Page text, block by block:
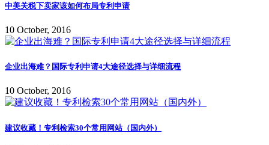
中美关税下卖家该如何布局专利申请
10 October, 2016
企业出海难？国际专利申请4大途径选择与详细流程
10 October, 2016
建议收藏！专利检索30个常用网站（国内外）